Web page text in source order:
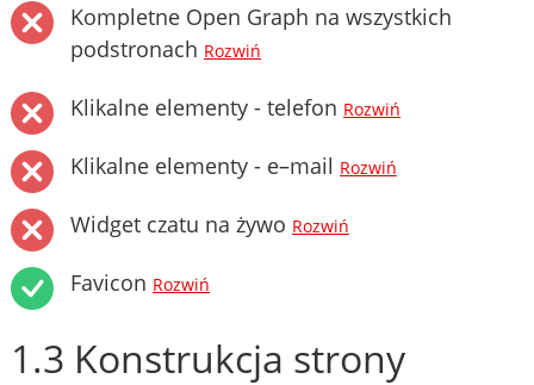
Kompletne Open Graph na wszystkich
podstronach Rozwiń
Klikalne elementy - telefon Rozwiń
Klikalne elementy - e–mail Rozwiń
Widget czatu na żywo Rozwiń
Favicon Rozwiń
1.3 Konstrukcja strony